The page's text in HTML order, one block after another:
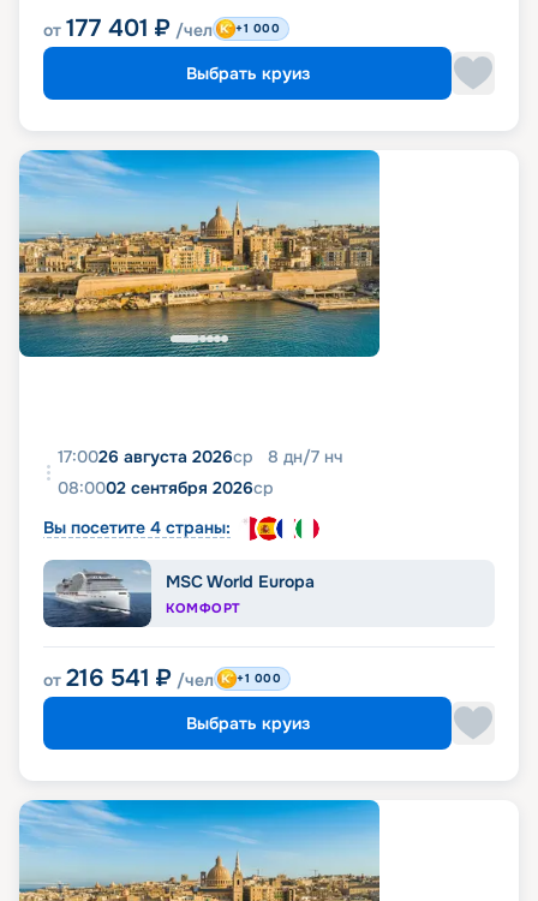
от 177 401 ₽ /чел +1 000
Выбрать круиз
17:0026 августа 2026ср 8 дн/7 нч
08:0002 сентября 2026ср
Вы посетите 4 страны:
MSC World Europa
КОМФОРТ
от 216 541 ₽ /чел +1 000
Выбрать круиз